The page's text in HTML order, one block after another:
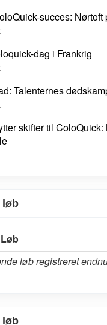
succes:
dag i Frankrig
Talenternes
skifter til ColoQuick:
løb
Løb
løb registreret
løb